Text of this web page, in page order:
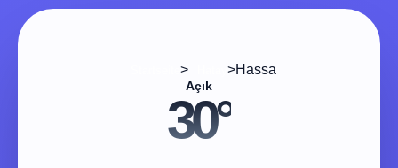
> >Hassa
Açık
30°